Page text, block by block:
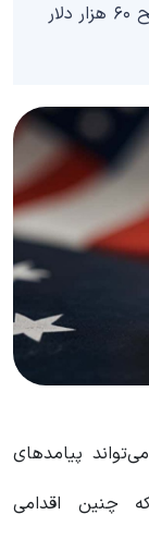
۵۰ هزار بیت‌کوین باعث شد قیمت‌ زیر سطح ۶۰ هزار دلار
پیامدهای
چنین اقدامی